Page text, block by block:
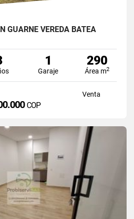
GUARNE VEREDA BATEA
1
Garaje
290
Área m2
Venta
COP